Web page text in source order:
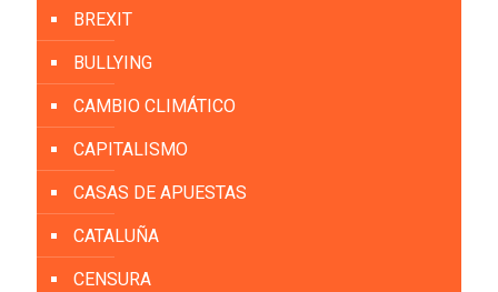
BREXIT
BULLYING
CAMBIO CLIMÁTICO
CAPITALISMO
CASAS DE APUESTAS
CATALUÑA
CENSURA